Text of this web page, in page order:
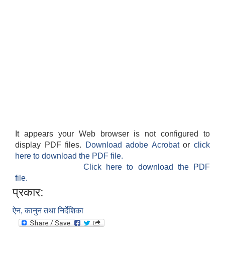
It appears your Web browser is not configured to
display PDF files.
Download adobe Acrobatorclick
here to download the PDF file.
Click here to download the PDF
file.
प्रकार:
ऐन, कानुन तथा निर्देशिका